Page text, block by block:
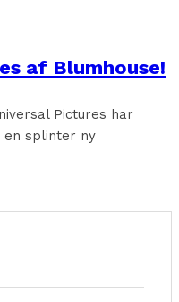
af Blumhouse!
Pictures har
splinter ny